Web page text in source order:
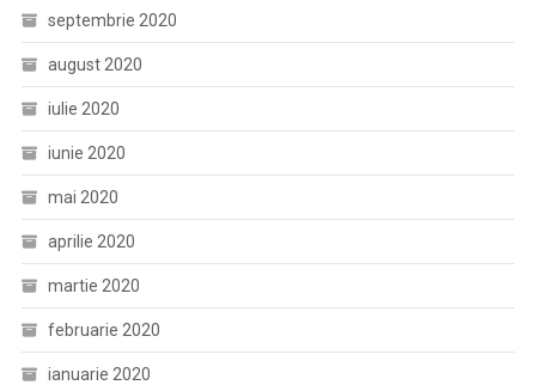
septembrie 2020
august 2020
iulie 2020
iunie 2020
mai 2020
aprilie 2020
martie 2020
februarie 2020
ianuarie 2020